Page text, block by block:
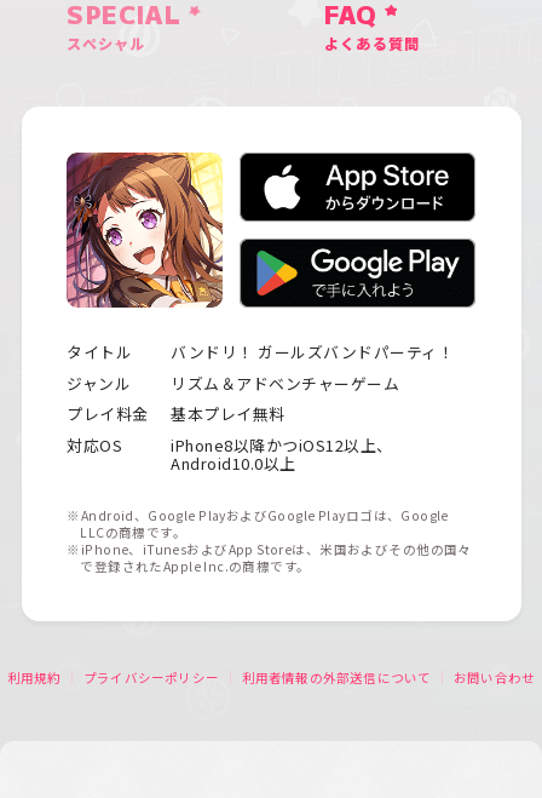
SPECIAL
スペシャル
FAQ
よくある質問
タイトル
バンドリ！ ガールズバンドパーティ！
ジャンル
リズム＆アドベンチャーゲーム
プレイ料金
基本プレイ無料
対応OS
iPhone8以降かつiOS12以上、
Android10.0以上
※Android、Google PlayおよびGoogle Playロゴは、Google
LLCの商標です。
※iPhone、iTunesおよびApp Storeは、米国およびその他の国々
で登録されたApple Inc.の商標です。
利用規約 プライバシーポリシー 利用者情報の外部送信について お問い合わせ